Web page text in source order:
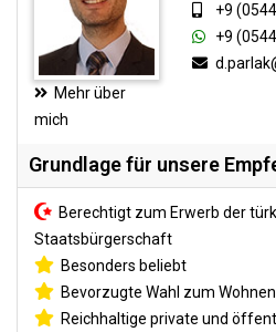
Mehr über
mich
+9
+9
Grundlage für unsere
Berechtigt zum Erwerb der
Staatsbürgerschaft
Besonders beliebt
Bevorzugte Wahl zum Wohnen
Reichhaltige private und